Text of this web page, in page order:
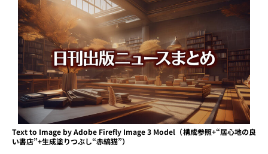
Text to Image by Adobe Firefly Image 3 Model（構成参照+“居心地の良
い書店”+生成塗りつぶし“赤縞猫”）